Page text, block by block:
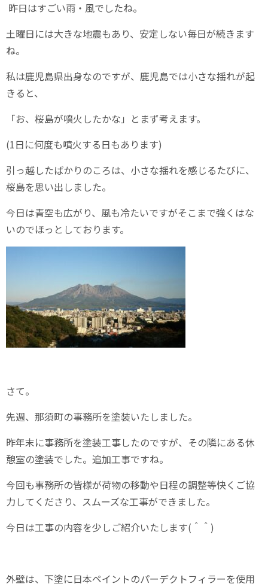
昨日はすごい雨・風でしたね。
土曜日には大きな地震もあり、安定しない毎日が続きます
ね。
私は鹿児島県出身なのですが、鹿児島では小さな揺れが起
きると、
「お、桜島が噴火したかな」とまず考えます。
(1日に何度も噴火する日もあります)
引っ越したばかりのころは、小さな揺れを感じるたびに、
桜島を思い出しました。
今日は青空も広がり、風も冷たいですがそこまで強くはな
いのでほっとしております。
さて。
先週、那須町の事務所を塗装いたしました。
昨年末に事務所を塗装工事したのですが、その隣にある休
憩室の塗装でした。追加工事ですね。
今回も事務所の皆様が荷物の移動や日程の調整等快くご協
力してくださり、スムーズな工事ができました。
今日は工事の内容を少しご紹介いたします(＾＾)
外壁は、下塗に日本ペイントのパーデクトフィラーを使用